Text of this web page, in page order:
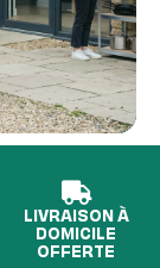
LIVRAISON À
DOMICILE
OFFERTE